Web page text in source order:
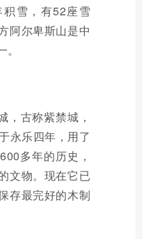
雪，有52座雪
阿尔卑斯山是中
，古称紫禁城，
永乐四年，用了
多年的历史，
文物。现在它已
存最完好的木制